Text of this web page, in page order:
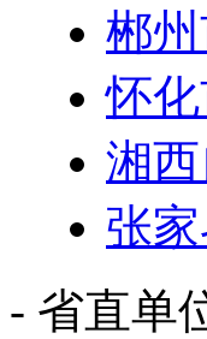
郴
怀
湘
张
- 省直单